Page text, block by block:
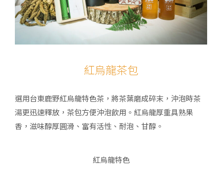
紅烏龍茶包
選用台東鹿野紅烏龍特色茶，將茶葉磨成碎末，沖泡時茶
湯更迅速釋放，茶包方便沖泡飲用。紅烏龍厚重具熟果
香，滋味醇厚圓滑、富有活性、耐泡、甘醇。
紅烏龍特色